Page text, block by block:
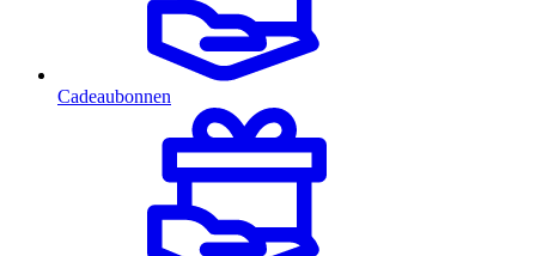
Cadeaubonnen